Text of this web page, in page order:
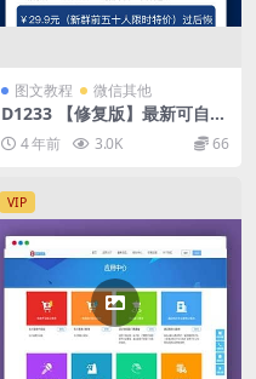
图文教程 微信其他
D1233 【修复版】最新可自定
义微信付费入群 收费进群系统
源码 底部会显示价格
4 年前 3.0K 66
VIP